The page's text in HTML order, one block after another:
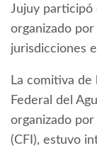
Jujuy participó
organizado
jurisdicciones
La comitiva
Federal del
organizado
(CFI), estuvo